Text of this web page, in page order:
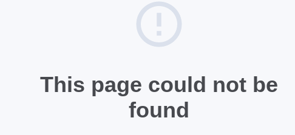
This page could not be
found